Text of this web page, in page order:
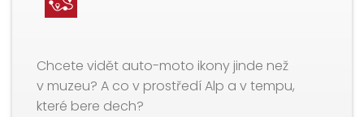
Chcete vidět auto-moto ikony jinde než
v muzeu? A co v prostředí Alp a v tempu,
které bere dech?